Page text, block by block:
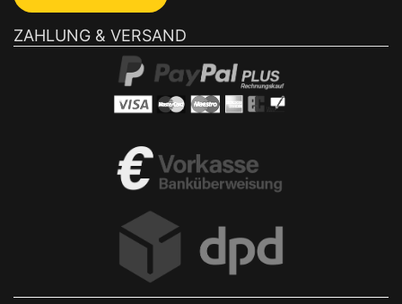
ZAHLUNG & VERSAND